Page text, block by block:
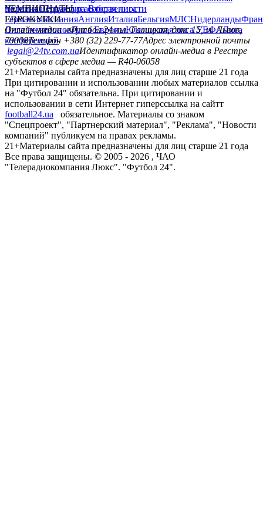
политикаСтруктура собственности
УкраинаПервая лигаВторая лига
ЧЕМПИОНАТЫ
ГерманияИспанияАнглияИталияБельгияМЛСНидерланды
ЕВРОКУБКИ
Лига чемпионовЛига ЕвропыЮношеская лига УЕФАЛига
конференций
Онлайн-медиа «Футбол 24»пл. Галицкая, дом. 15, м. Львов,
79008Телефон +380 (32) 229-77-77Адрес электронной почты
legal@24tv.com.uaИдентификатор онлайн-медиа в Реестре
субъектов в сфере медиа — R40-06058
21+Материалы сайта предназначены для лиц старше 21 года
При цитировании и использовании любых материалов ссылка
на "Футбол 24" обязательна. При цитировании и
использовании в сети Интернет гиперссылка на сайтт
football24.ua
обязательное. Материалы со знаком
"Спецпроект", "Партнерский материал", "Реклама", "Новости
компаний" публикуем на правах рекламы.
21+Материалы сайта предназначены для лиц старше 21 года
Все права защищены. © 2005 - 2026 , ЧАО
"Телерадиокомпания Люкс". "Футбол 24".